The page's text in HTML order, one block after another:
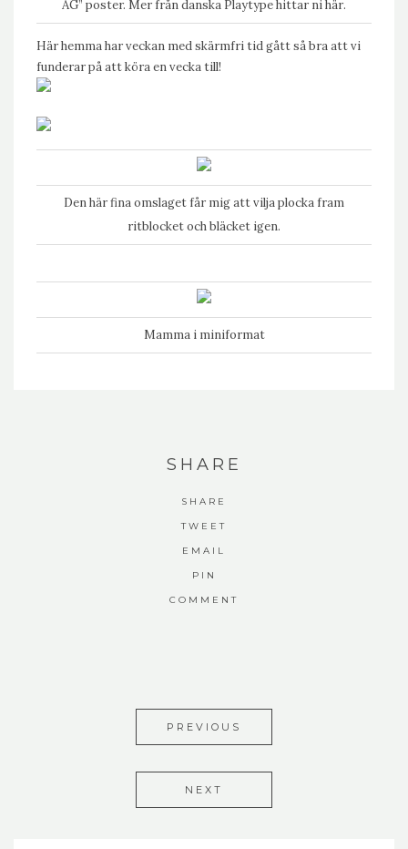
AG” poster. Mer från danska Playtype hittar nihär.
Här hemma har veckan med skärmfri tid gått så bra att vi
funderar på att köra en vecka till!
Den här fina omslaget får mig att vilja plocka fram
ritblocket och bläcket igen.
Mamma i miniformat
SHARE
SHARE
TWEET
EMAIL
PIN
COMMENT
PREVIOUS
NEXT